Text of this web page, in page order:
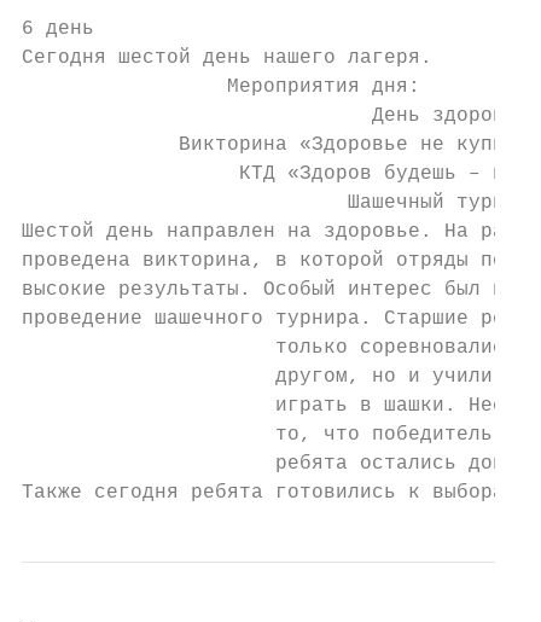
6 день
Сегодня шестой день нашего лагеря.
                 Мероприятия дня:
                             День здоровья.
Викторина «Здоровье не купишь
КТД «Здоров будешь – все
                           Шашечный турнир.
Шестой день направлен на здоровье. На
проведена викторина, в которой отряды
высокие результаты. Особый интерес был
проведение шашечного турнира. Старшие
только соревновались
другом, но и учили
играть в шашки.
то, что победитель
ребята остались
Также сегодня ребята готовились к выборам